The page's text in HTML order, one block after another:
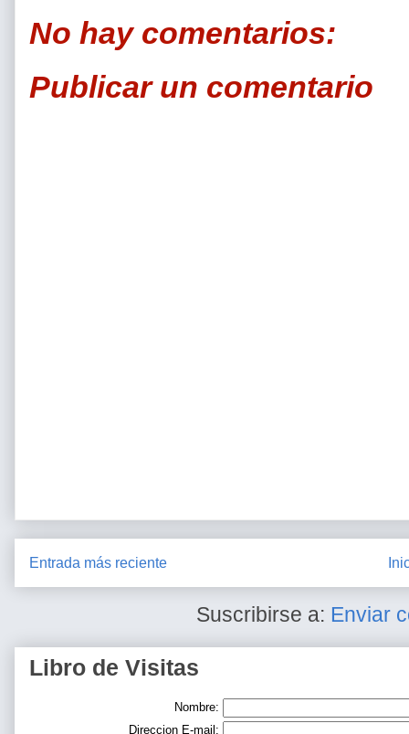
No hay comentarios:
Publicar un comentario
Entrada más reciente
Suscribirse a: Enviar
Libro de Visitas
Nombre:
Direccion E-mail: